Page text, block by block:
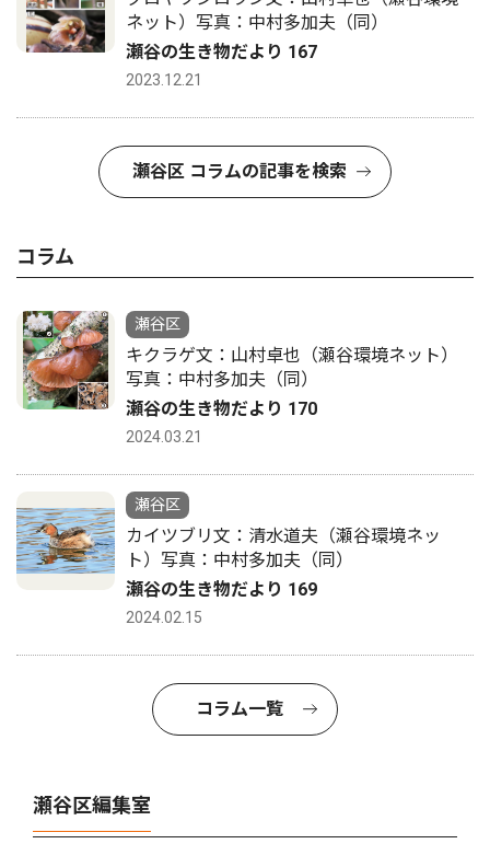
ネット）写真：中村多加夫（同）
瀬谷の生き物だより 167
2023.12.21
瀬谷区 コラムの記事を検索
コラム
瀬谷区
キクラゲ文：山村卓也（瀬谷環境ネット）
写真：中村多加夫（同）
瀬谷の生き物だより 170
2024.03.21
瀬谷区
カイツブリ文：清水道夫（瀬谷環境ネッ
ト）写真：中村多加夫（同）
瀬谷の生き物だより 169
2024.02.15
コラム一覧
瀬谷区編集室